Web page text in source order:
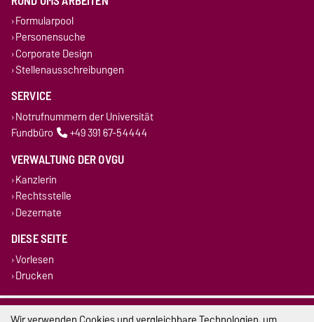
Formularpool
Personensuche
Corporate Design
Stellenausschreibungen
SERVICE
Notrufnummern der Universität
Fundbüro
+49 391 67-54444
VERWALTUNG DER OVGU
Kanzlerin
Rechtsstelle
Dezernate
DIESE SEITE
Vorlesen
Drucken
Impressum